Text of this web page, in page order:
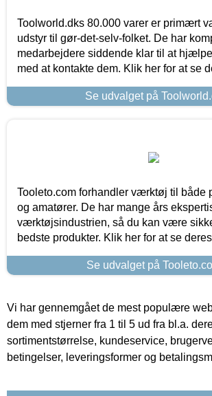
Toolworld.dks 80.000 varer er primært
udstyr til gør-det-selv-folket. De har
medarbejdere siddende klar til at
med at kontakte dem. Klik her for at se
Se udvalget på
Tooleto.com forhandler værktøj til både
og amatører. De har mange års
værktøjsindustrien, så du kan være
bedste produkter. Klik her for at se
Se udvalget på
Vi har gennemgået de mest populære
dem med stjerner fra 1 til 5 ud fra bl.a.
sortimentstørrelse, kundeservice,
betingelser, leveringsformer og